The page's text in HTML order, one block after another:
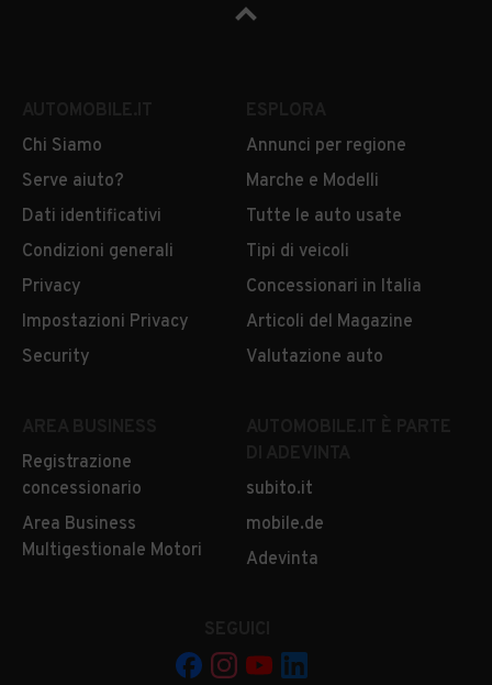
Chi Siamo
Serve aiuto?
Dati identificativi
Condizioni generali
Privacy
Impostazioni Privacy
Security
Annunci per regione
Marche e Modelli
Tutte le auto usate
Tipi di veicoli
Concessionari in Italia
Articoli del Magazine
Valutazione auto
Registrazione
concessionario
Area Business
Multigestionale Motori
subito.it
mobile.de
Adevinta